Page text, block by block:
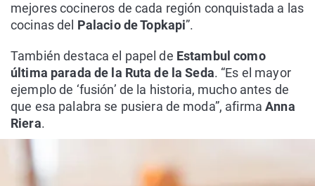
mejores cocineros de cada región conquistada a las
cocinas del Palacio de Topkapi”.
También destaca el papel de Estambul como
última parada de la Ruta de la Seda. “Es el mayor
ejemplo de ‘fusión’ de la historia, mucho antes de
que esa palabra se pusiera de moda”, afirmaAnna
Riera.